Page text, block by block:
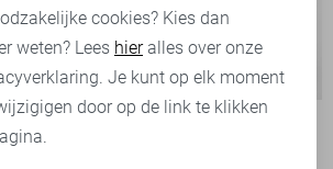
-50% -50%
Lerros T-shirt
cookies? Kies dan
weten? Lees hieralles over onze
Je kunt op elk moment
door op de link te klikken